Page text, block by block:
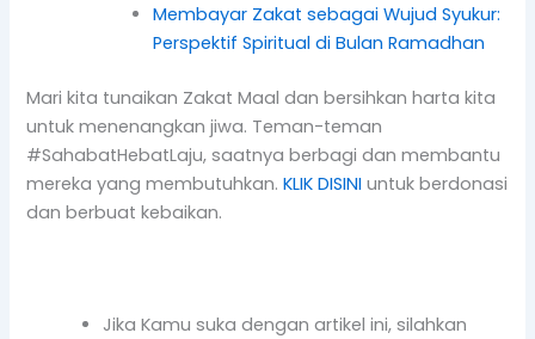
Membayar Zakat sebagai Wujud Syukur:
Perspektif Spiritual di Bulan Ramadhan
Mari kita tunaikan Zakat Maal dan bersihkan harta kita
untuk menenangkan jiwa. Teman-teman
#SahabatHebatLaju, saatnya berbagi dan membantu
mereka yang membutuhkan.KLIK DISINI untuk berdonasi
dan berbuat kebaikan.
Jika Kamu suka dengan artikel ini, silahkan